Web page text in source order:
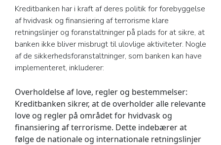
Kreditbanken har i kraft af deres politik for forebyggelse
af hvidvask og finansiering af terrorisme klare
retningslinjer og foranstaltninger på plads for at sikre, at
banken ikke bliver misbrugt til ulovlige aktiviteter. Nogle
af de sikkerhedsforanstaltninger, som banken kan have
implementeret, inkluderer:
Overholdelse af love, regler og bestemmelser:
Kreditbanken sikrer, at de overholder alle relevante
love og regler på området for hvidvask og
finansiering af terrorisme. Dette indebærer at
følge de nationale og internationale retningslinjer